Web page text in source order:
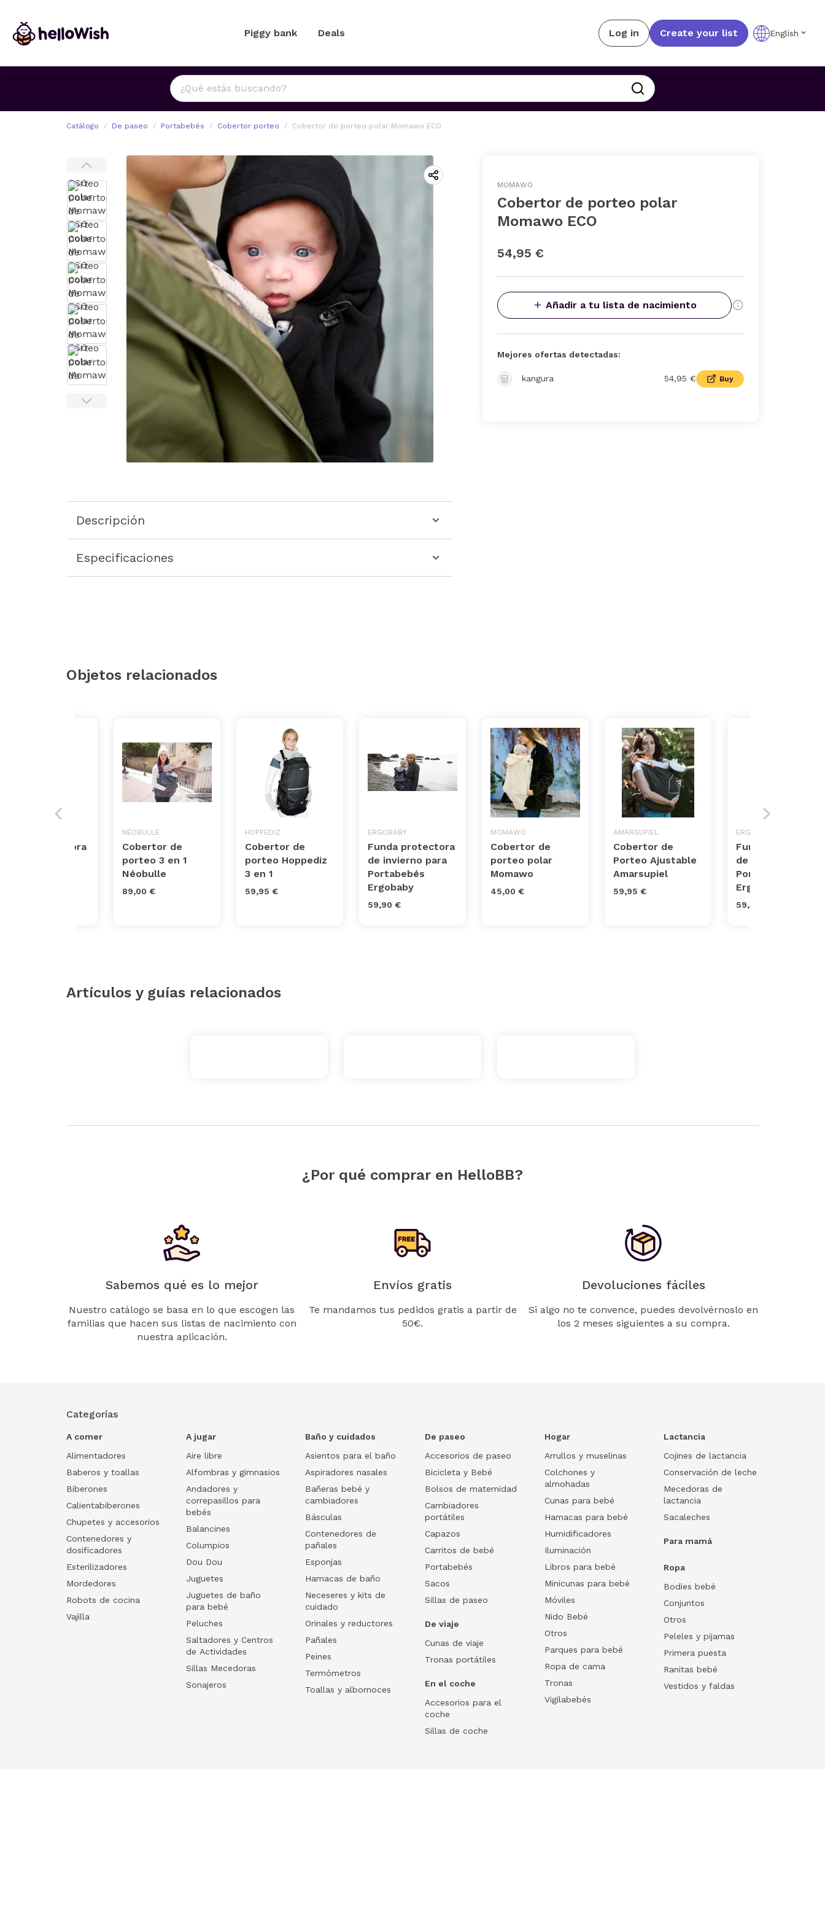
Piggy bank Deals Log in Create your list English
Catálogo De paseo Portabebés Cobertor porteo Cobertor de porteo polar Momawo ECO
Descripción
Especificaciones
MOMAWO
Cobertor de porteo polar
Momawo ECO
54,95 €
Añadir a tu lista de nacimiento
Mejores ofertas detectadas:
kangura 54,95 € Buy
Objetos relacionados
protectora
NÉOBULLE
Cobertor de
porteo 3 en 1
Néobulle
89,00 €
HOPPEDIZ
Cobertor de
porteo Hoppediz
3 en 1
59,95 €
ERGOBABY
Funda protectora
de invierno para
Portabebés
Ergobaby
59,90 €
MOMAWO
Cobertor de
porteo polar
Momawo
45,00 €
AMARSUPIEL
Cobertor de
Porteo Ajustable
Amarsupiel
59,95 €
ERGOBABY
Funda protectora
de lluvia para
Portabebés
Ergobaby
59,90 €
Artículos y guías relacionados
¿Por qué comprar en HelloBB?
Sabemos qué es lo mejor
Nuestro catálogo se basa en lo que escogen las
familias que hacen sus listas de nacimiento con
nuestra aplicación.
Envíos gratis
Te mandamos tus pedidos gratis a partir de
50€.
Devoluciones fáciles
Si algo no te convence, puedes devolvérnoslo en
los 2 meses siguientes a su compra.
Categorías
A comer
Alimentadores
Baberos y toallas
Biberones
Calientabiberones
Chupetes y accesorios
Contenedores y
dosificadores
Esterilizadores
Mordedores
Robots de cocina
Vajilla
A jugar
Aire libre
Alfombras y gimnasios
Andadores y
correpasillos para
bebés
Balancines
Columpios
Dou Dou
Juguetes
Juguetes de baño
para bebé
Peluches
Saltadores y Centros
de Actividades
Sillas Mecedoras
Sonajeros
Baño y cuidados
Asientos para el baño
Aspiradores nasales
Bañeras bebé y
cambiadores
Básculas
Contenedores de
pañales
Esponjas
Hamacas de baño
Neceseres y kits de
cuidado
Orinales y reductores
Pañales
Peines
Termómetros
Toallas y albornoces
De paseo
Accesorios de paseo
Bicicleta y Bebé
Bolsos de maternidad
Cambiadores
portátiles
Capazos
Carritos de bebé
Portabebés
Sacos
Sillas de paseo
De viaje
Cunas de viaje
Tronas portátiles
En el coche
Accesorios para el
coche
Sillas de coche
Hogar
Arrullos y muselinas
Colchones y
almohadas
Cunas para bebé
Hamacas para bebé
Humidificadores
Iluminación
Libros para bebé
Minicunas para bebé
Móviles
Nido Bebé
Otros
Parques para bebé
Ropa de cama
Tronas
Vigilabebés
Lactancia
Cojines de lactancia
Conservación de leche
Mecedoras de
lactancia
Sacaleches
Para mamá
Ropa
Bodies bebé
Conjuntos
Otros
Peleles y pijamas
Primera puesta
Ranitas bebé
Vestidos y faldas